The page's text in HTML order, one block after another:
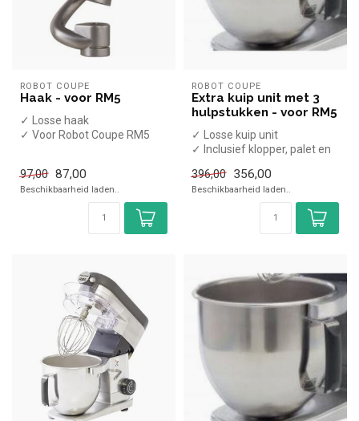
ROBOT COUPE
Haak - voor RM5
✓ Losse haak
✓ Voor Robot Coupe RM5
97,00 87,00
Beschikbaarheid laden..
ROBOT COUPE
Extra kuip unit met 3
hulpstukken - voor RM5
✓ Losse kuip unit
✓ Inclusief klopper, palet en
✓ Voor Robot Coupe RM5
396,00 356,00
Beschikbaarheid laden..